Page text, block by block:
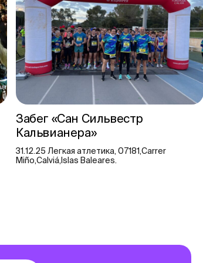
Забег «Сан Сильвестр
Кальвианера»
31.12.25 Легкая атлетика, 07181,Carrer
Miño,Calviá,Islas Baleares.